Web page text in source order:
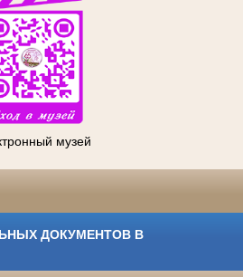
музей
ДОКУМЕНТОВ В